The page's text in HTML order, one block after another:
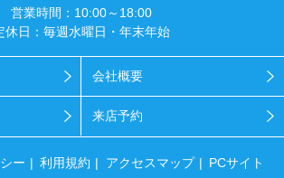
営業時間：10:00～18:00
休日：毎週水曜日・年末年始
会社概要
来店予約
ー 利用規約 アクセスマップ PCサイト